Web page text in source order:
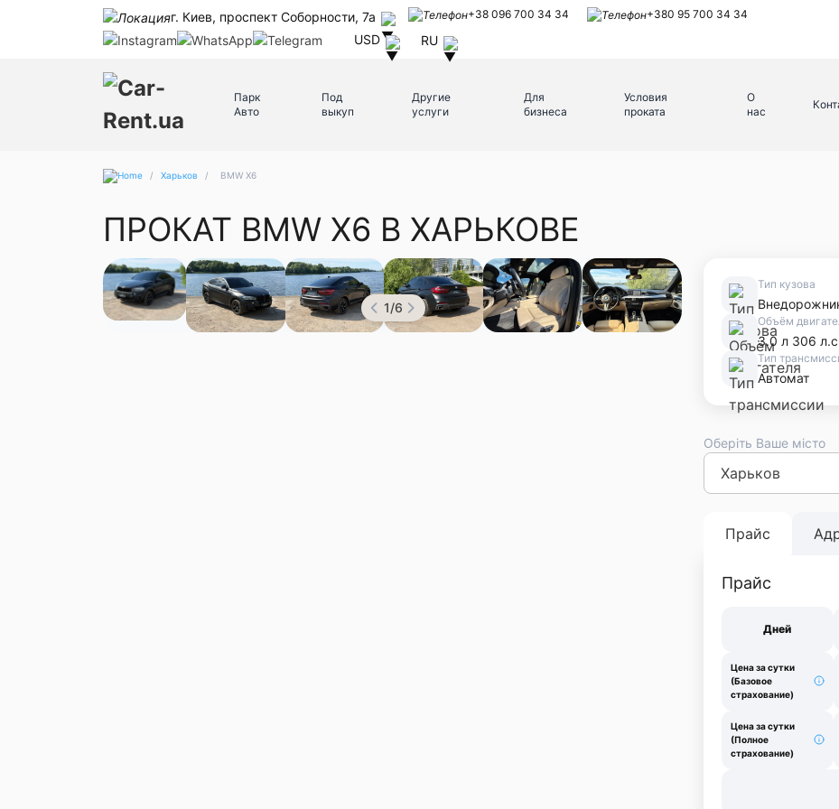
г. Киев, проспект Соборности, 7а +38 096 700 34 34 +380 95 700 34 34
USD RU
Парк
Авто
Под
выкуп
Другие
услуги
Для
бизнеса
Условия
проката
О
нас
/ Харьков / BMW X6
ПРОКАТ BMW X6 В ХАРЬКОВЕ
1/6
Тип кузова
Объём
3.0 л 306
Тип
Автомат
Оберіть Ваше місто
КиевЛьвовОдесса
Франковск
Прайс
Прайс
Дней
Цена за сутки
(Базовое
страхование)
Цена за сутки
(Полное
страхование)